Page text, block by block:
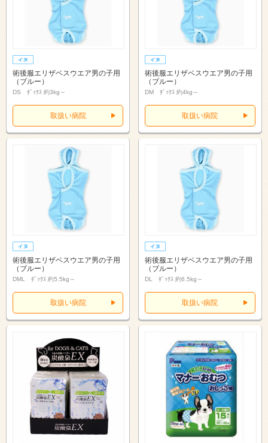
術後服エリザベスウエア男の子用
（ブルー）
DS ﾀﾞｯｸｽ 約3kg～
取扱い病院
術後服エリザベスウエア男の子用
（ブルー）
DM ﾀﾞｯｸｽ 約4kg～
取扱い病院
術後服エリザベスウエア男の子用
（ブルー）
DML ﾀﾞｯｸｽ 約5.5kg～
取扱い病院
術後服エリザベスウエア男の子用
（ブルー）
DL ﾀﾞｯｸｽ 約6.5kg～
取扱い病院